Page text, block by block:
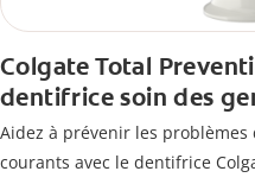
Colgate Total
dentifrice soin des
Aidez à prévenir les problèmes
courants avec le dentifrice